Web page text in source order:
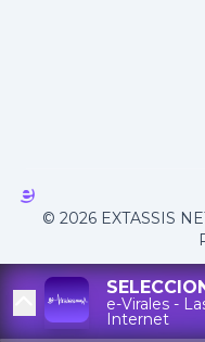
© 2026 EXTASSIS
e-Virales -
Internet